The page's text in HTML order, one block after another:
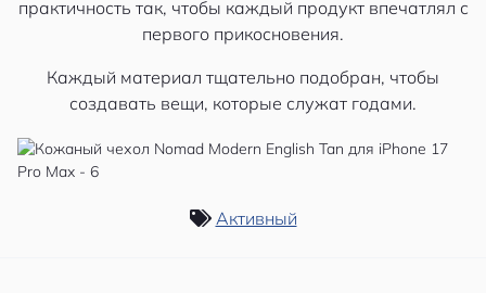
практичность так, чтобы каждый продукт впечатлял с
первого прикосновения.
Каждый материал тщательно подобран, чтобы
создавать вещи, которые служат годами.
Активный